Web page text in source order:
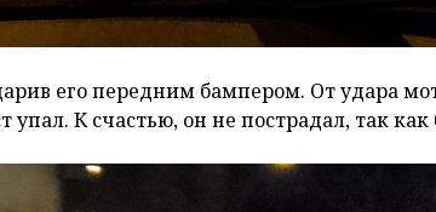
его передним бампером. От удара
упал. К счастью, он не пострадал, так